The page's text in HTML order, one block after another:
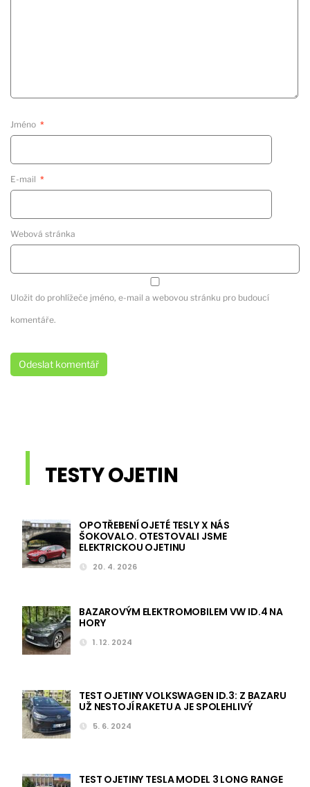
Jméno *
E-mail *
Webová stránka
Uložit do prohlížeče jméno, e-mail a webovou stránku pro budoucí
komentáře.
TESTY OJETIN
OPOTŘEBENÍ OJETÉ TESLY X NÁS
ŠOKOVALO. OTESTOVALI JSME
ELEKTRICKOU OJETINU
20. 4. 2026
BAZAROVÝM ELEKTROMOBILEM VW ID.4 NA
HORY
1. 12. 2024
TEST OJETINY VOLKSWAGEN ID.3: Z BAZARU
UŽ NESTOJÍ RAKETU A JE SPOLEHLIVÝ
5. 6. 2024
TEST OJETINY TESLA MODEL 3 LONG RANGE